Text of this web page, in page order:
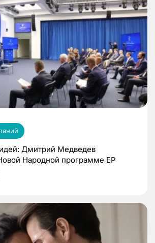
Дмитрий Медведев
Народной программе ЕР